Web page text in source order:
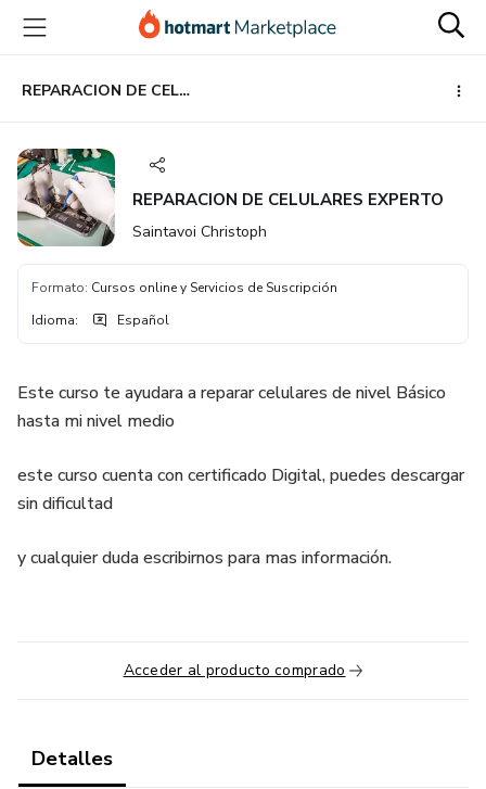
principal
página
de
página
REPARACION DE CELULARES EXPERTO
REPARACION DE CELULARES EXPERTO
Saintavoi Christoph
Formato: Cursos online y Servicios de Suscripción
Idioma: Español
Este curso te ayudara a reparar celulares de nivel Básico
hasta mi nivel medio
este curso cuenta con certificado Digital, puedes descargar
sin dificultad
y cualquier duda escribirnos para mas información.
Acceder al producto comprado
Detalles